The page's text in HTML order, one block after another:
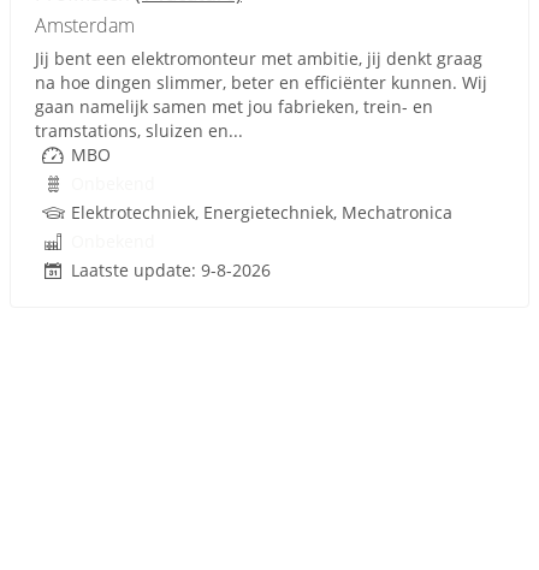
Amsterdam
Jij bent een elektromonteur met ambitie, jij denkt graag
na hoe dingen slimmer, beter en efficiënter kunnen. Wij
gaan namelijk samen met jou fabrieken, trein- en
tramstations, sluizen en...
MBO
Elektrotechniek, Energietechniek, Mechatronica
Laatste update: 9-8-2026